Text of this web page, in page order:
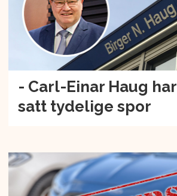
- Carl-Einar Haug har
satt tydelige spor